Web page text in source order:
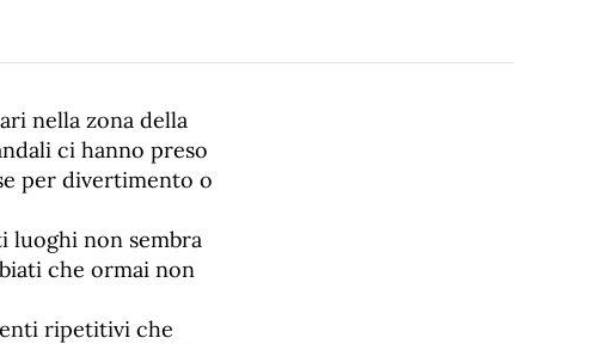
nella zona della
ci hanno preso
per divertimento o
luoghi non sembra
che ormai non
ripetitivi che